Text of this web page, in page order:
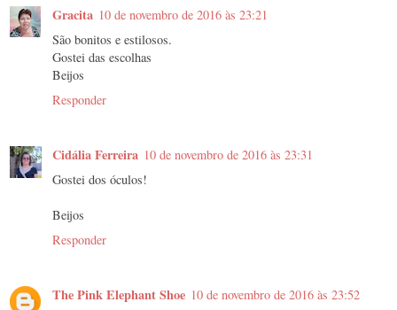
Gracita 10 de novembro de 2016 às 23:21
São bonitos e estilosos.
Gostei das escolhas
Beijos
Responder
Cidália Ferreira 10 de novembro de 2016 às 23:31
Gostei dos óculos!
Beijos
Responder
The Pink Elephant Shoe 10 de novembro de 2016 às 23:52